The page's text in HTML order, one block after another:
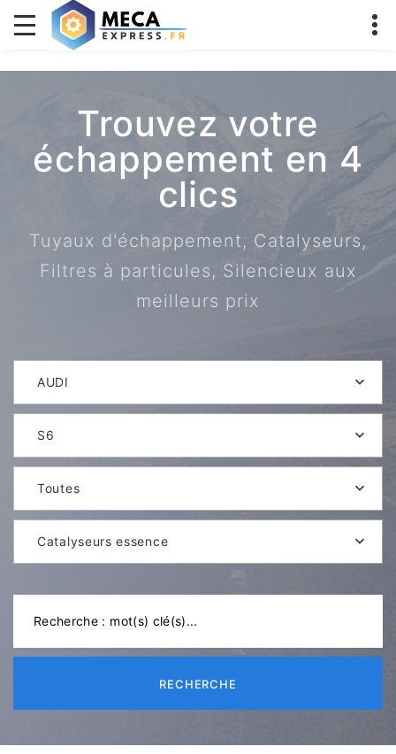
Trouvez votre
échappement en 4
clics
Tuyaux d'échappement, Catalyseurs,
Filtres à particules, Silencieux aux
meilleurs prix
AUDI
S6
Toutes
Catalyseurs essence
RECHERCHE